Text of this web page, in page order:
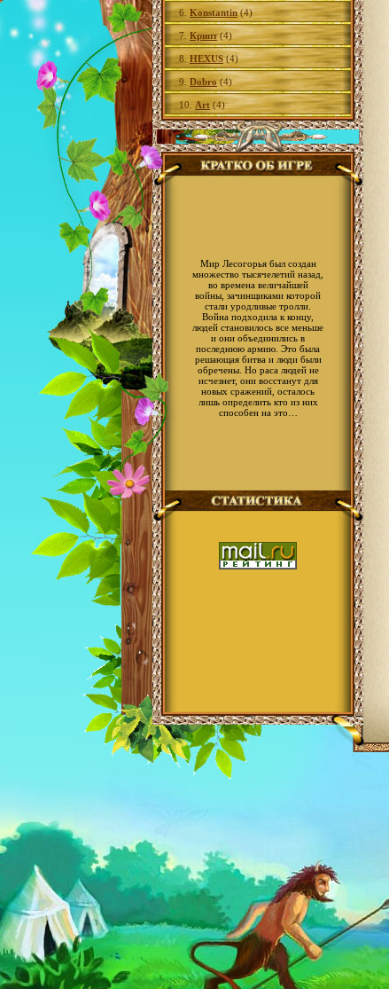
6. Konstantin(4)
7. Крипт(4)
8. HEXUS(4)
9. Dobro(4)
10. Art (4)
Мир Лесогорья был создан
множество тысячелетий назад,
во времена величайшей
войны, зачинщиками которой
стали уродливые тролли.
Война подходила к концу,
людей становилось все меньше
и они объединились в
последнюю армию. Это была
решающая битва и люди были
обречены. Но раса людей не
исчезнет, они восстанут для
новых сражений, осталось
лишь определить кто из них
способен на это…